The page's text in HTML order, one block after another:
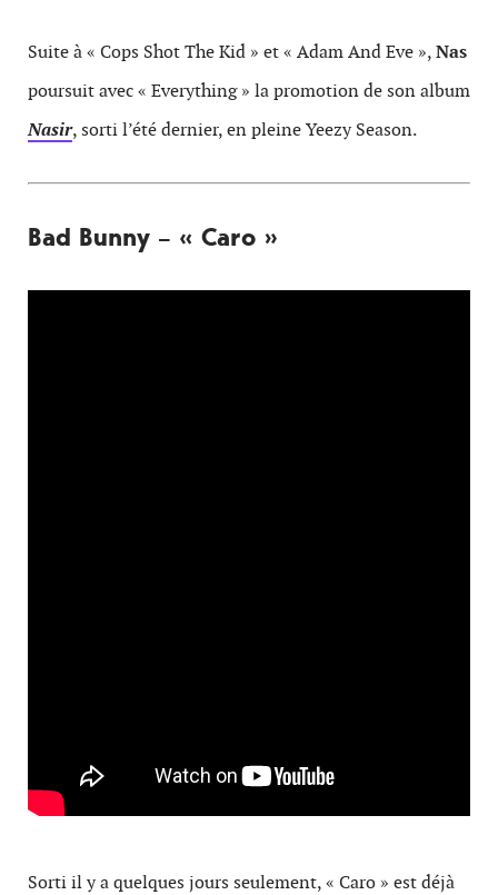
Suite à « Cops Shot The Kid » et « Adam And Eve »,Nas
poursuit avec « Everything » la promotion de son album
Nasir, sorti l’été dernier, en pleine Yeezy Season.
Bad Bunny – « Caro »
Sorti il y a quelques jours seulement, « Caro » est déjà